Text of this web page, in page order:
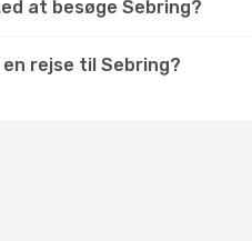
at besøge Sebring?
rejse til Sebring?